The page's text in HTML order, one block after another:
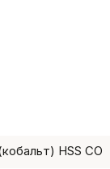
HSS СО